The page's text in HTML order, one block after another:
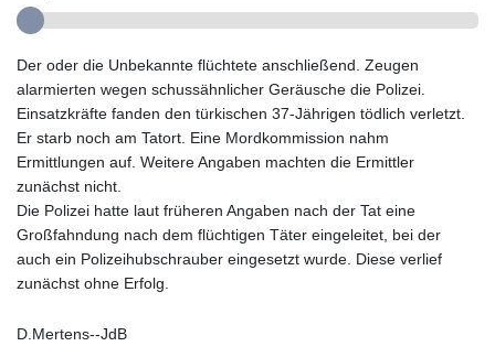
Der oder die Unbekannte flüchtete anschließend. Zeugen
alarmierten wegen schussähnlicher Geräusche die Polizei.
Einsatzkräfte fanden den türkischen 37-Jährigen tödlich verletzt.
Er starb noch am Tatort. Eine Mordkommission nahm
Ermittlungen auf. Weitere Angaben machten die Ermittler
zunächst nicht.
Die Polizei hatte laut früheren Angaben nach der Tat eine
Großfahndung nach dem flüchtigen Täter eingeleitet, bei der
auch ein Polizeihubschrauber eingesetzt wurde. Diese verlief
zunächst ohne Erfolg.
D.Mertens--JdB